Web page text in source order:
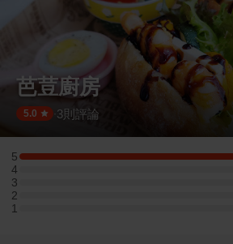
芭荳廚房
5.0 3 則評論
5
5 星：1 則評論
4
4 星：0 則評論
3
3 星：0 則評論
2
2 星：0 則評論
1
1 星：0 則評論